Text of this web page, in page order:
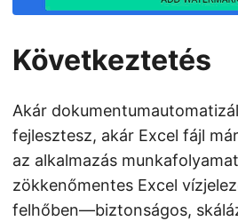
Következtetés
Akár
fejlesztesz, akár Excel fájl
az alkalmazás
zökkenőmentes Excel
felhőben—biztonságos,